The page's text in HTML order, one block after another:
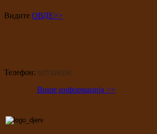
Видите ОВДЕ>>
Телефон: 027/328256
Више информација >>